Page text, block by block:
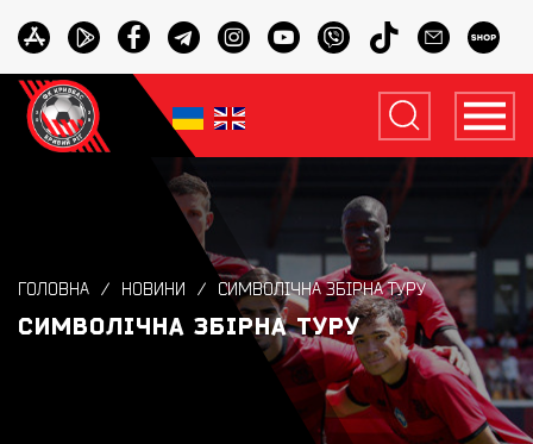
ГОЛОВНА НОВИНИ СИМВОЛІЧНА ЗБІРНА ТУРУ
СИМВОЛІЧНА ЗБІРНА ТУРУ